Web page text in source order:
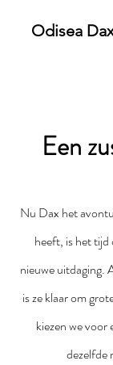
Odisea
Een
Nu Dax het
heeft, is het tijd
nieuwe uitdaging.
is ze klaar om
kiezen we voor
dezelfde